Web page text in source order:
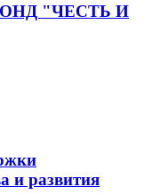
"ЧЕСТЬ И
и развития